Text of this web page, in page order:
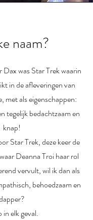
naam?
was Star Trek waarin
in de afleveringen van
met als eigenschappen:
tegelijk bedachtzaam en
knap!
Star Trek, deze keer de
Deanna Troi haar rol
vervult, wil ik dan als
behoedzaam en
in elk geval.